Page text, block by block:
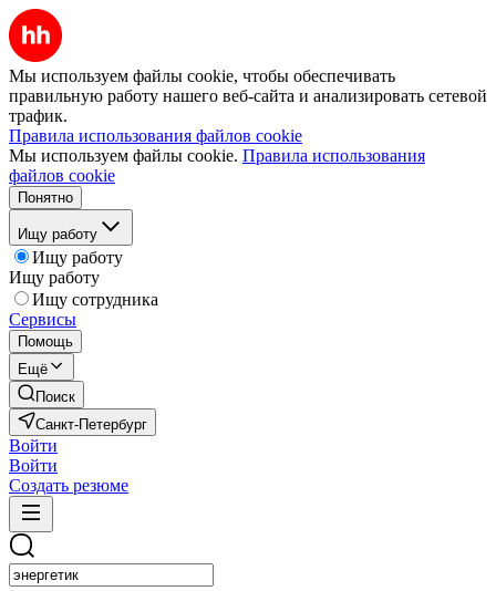
Мы используем файлы cookie, чтобы обеспечивать
правильную работу нашего веб-сайта и анализировать сетевой
трафик.
Правила использования файлов cookie
Мы используем файлы cookie. Правила использования
файлов cookie
Понятно
Ищу работу
Ищу работу
Ищу работу
Ищу сотрудника
Сервисы
Помощь
Ещё
Поиск
Санкт-Петербург
Войти
Войти
Создать резюме